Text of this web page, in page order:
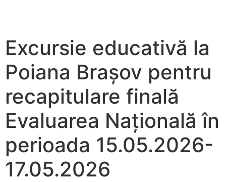
Excursie educativă la
Poiana Brașov pentru
recapitulare finală
Evaluarea Națională în
perioada 15.05.2026-
17.05.2026